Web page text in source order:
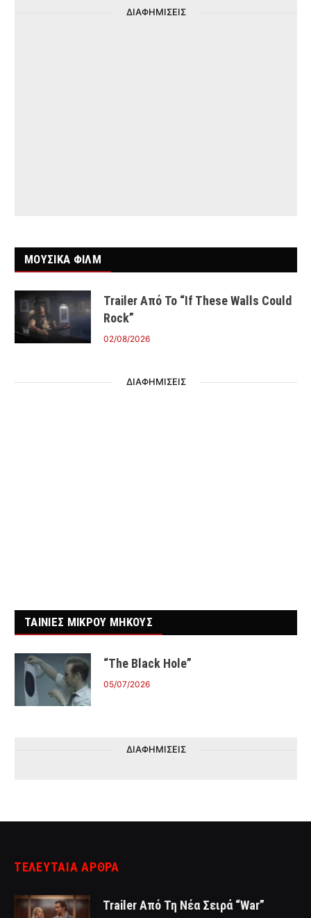
ΔΙΑΦΗΜΙΣΕΙΣ
ΜΟΥΣΙΚΑ ΦΙΛΜ
Trailer Από Το “If These Walls Could
Rock”
02/08/2026
ΔΙΑΦΗΜΙΣΕΙΣ
ΤΑΙΝΙΕΣ ΜΙΚΡΟΥ ΜΗΚΟΥΣ
“The Black Hole”
05/07/2026
ΔΙΑΦΗΜΙΣΕΙΣ
ΤΕΛΕΥΤΑΙΑ ΑΡΘΡΑ
Trailer Από Τη Νέα Σειρά “War”